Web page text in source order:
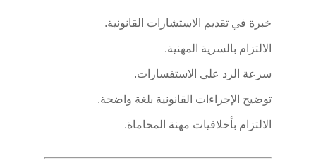
خبرة في تقديم الاستشارات القانونية.
الالتزام بالسرية المهنية.
سرعة الرد على الاستفسارات.
توضيح الإجراءات القانونية بلغة واضحة.
الالتزام بأخلاقيات مهنة المحاماة.